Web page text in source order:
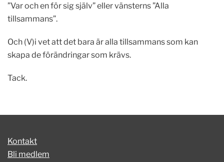
”Var och en för sig själv” eller vänsterns ”Alla
tillsammans”.
Och (V)i vet att det bara är alla tillsammans som kan
skapa de förändringar som krävs.
Tack.
Kontakt
Bli medlem